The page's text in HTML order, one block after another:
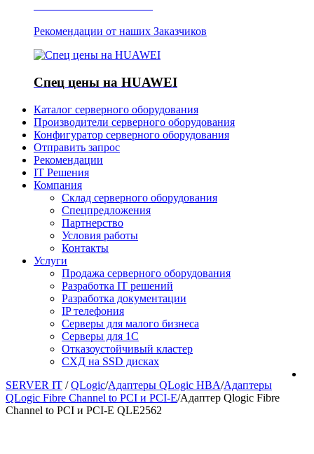
Рекомендации от наших Заказчиков
Спец цены на HUAWEI
Каталог серверного оборудования
Производители серверного оборудования
Конфигуратор серверного оборудования
Отправить запрос
Рекомендации
IT Решения
Компания
Склад серверного оборудования
Спецпредложения
Партнерство
Условия работы
Контакты
Услуги
Продажа серверного оборудования
Разработка IT решений
Разработка документации
IP телефония
Серверы для малого бизнеса
Серверы для 1С
Отказоустойчивый кластер
СХД на SSD дисках
SERVER IT / QLogic/Адаптеры QLogic HBA/Адаптеры
QLogic Fibre Channel to PCI и PCI-E/Адаптер Qlogic Fibre
Channel to PCI и PCI-E QLE2562